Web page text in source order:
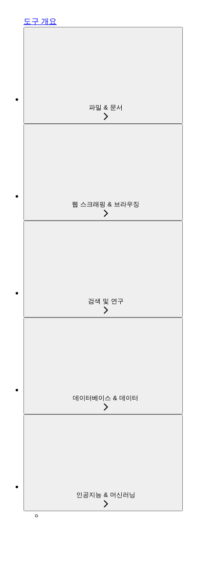
도구 개요
파일 & 문서
웹 스크래핑 & 브라우징
검색 및 연구
데이터베이스 & 데이터
인공지능 & 머신러닝